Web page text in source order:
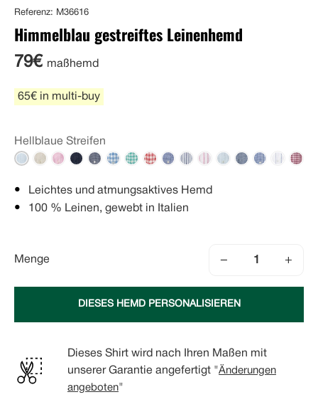
Referenz: M36616
Himmelblau gestreiftes Leinenhemd
79€ maßhemd
65€ in multi-buy
Hellblaue Streifen
Leichtes und atmungsaktives Hemd
100 % Leinen, gewebt in Italien
Menge − +
DIESES HEMD PERSONALISIEREN
Dieses Shirt wird nach Ihren Maßen mit
unserer Garantie angefertigt "Änderungen
angeboten"